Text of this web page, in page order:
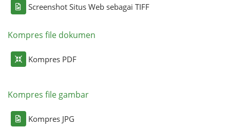
Screenshot Situs Web sebagai TIFF
Kompres file dokumen
Kompres PDF
Kompres file gambar
Kompres JPG